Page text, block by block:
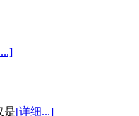
是[详细...]